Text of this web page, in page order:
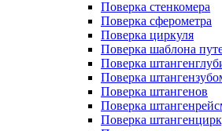
Поверка стенкомера
Поверка сферометра
Поверка циркуля
Поверка шаблона
Поверка
Поверка
Поверка штангенов
Поверка
Поверка